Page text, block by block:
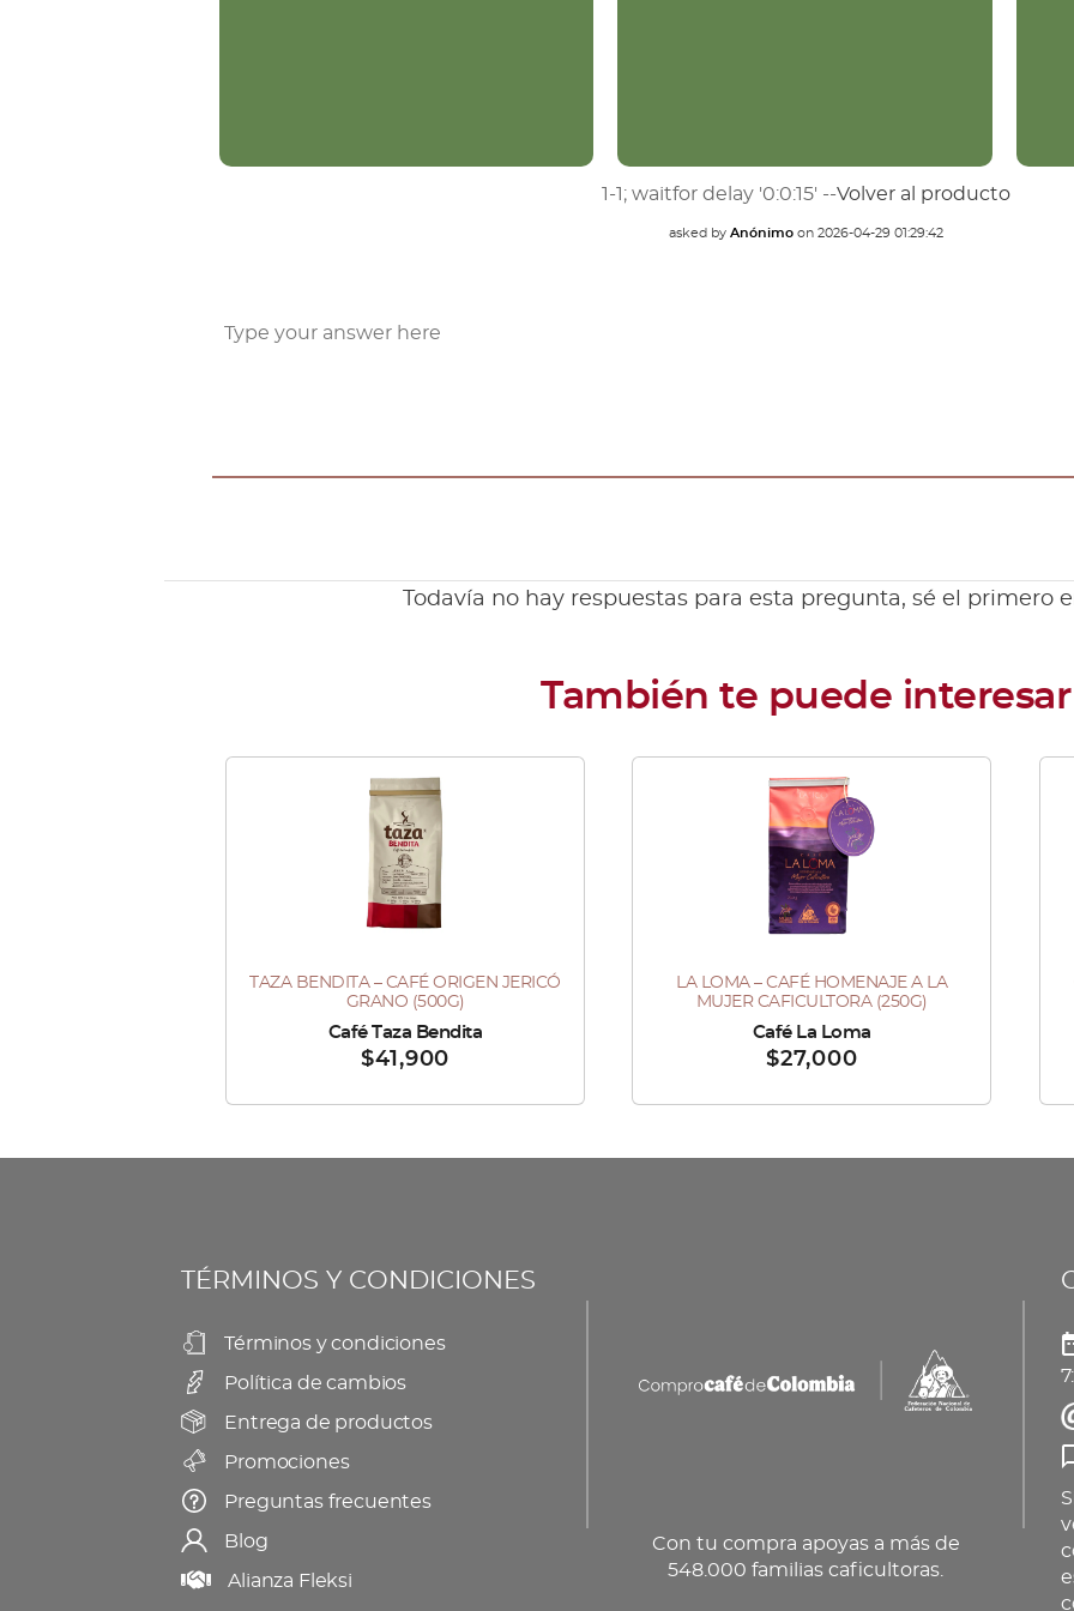
1-1; waitfor delay '0:0:15' --Volver al producto
asked by Anónimoon 2026-04-29 01:29:42
Todavía no hay respuestas para esta pregunta, sé el primero
TAZA BENDITA – CAFÉ ORIGEN JERICÓ
GRANO (500G)
$41,900
Café Taza Bendita
LA LOMA – CAFÉ HOMENAJE A LA
MUJER CAFICULTORA (250G)
$27,000
Café La Loma
en
de
TÉRMINOS Y CONDICIONES
Términos y condiciones
Política de cambios
Entrega de productos
Promociones
Preguntas frecuentes
Blog
Alianza Fleksi
Con tu compra apoyas a más de
548.000 familias caficultoras.